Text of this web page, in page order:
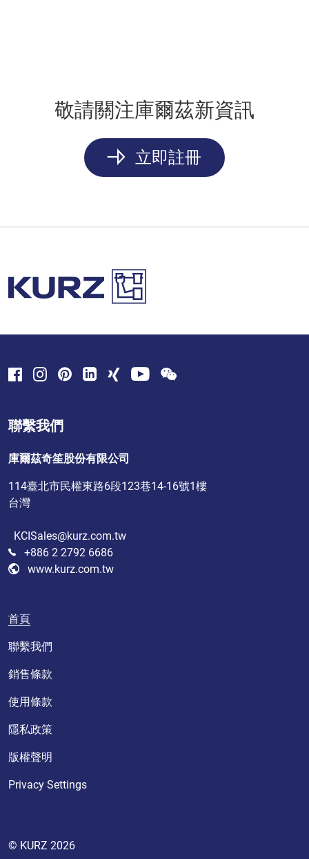
敬請關注庫爾茲新資訊
立即註冊
聯繫我們
庫爾茲奇笙股份有限公司
114臺北市民權東路6段123巷14-16號1樓
台灣
KCISales@kurz.com.tw
+886 2 2792 6686
www.kurz.com.tw
首頁
聯繫我們
銷售條款
使用條款
隱私政策
版權聲明
Privacy Settings
© KURZ 2026